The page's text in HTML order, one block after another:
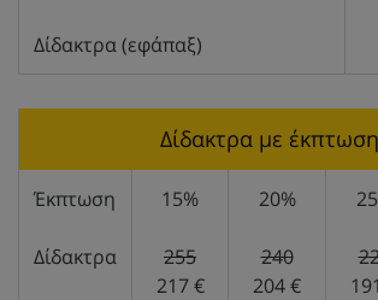
Δίδακτρα (εφάπαξ)
Δίδακτρα με έκπτωση
Έκπτωση 15% 20%
Δίδακτρα
255
217 €
240
204 €